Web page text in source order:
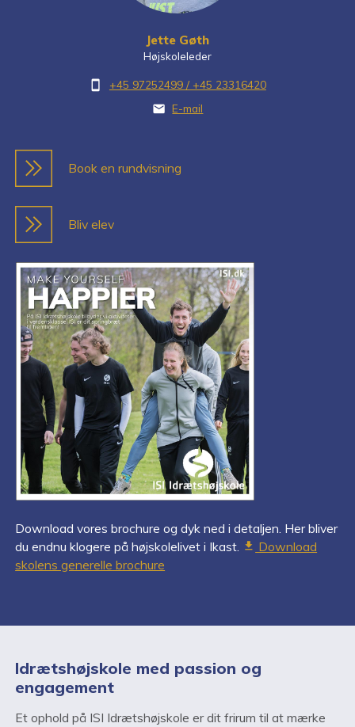
Jette Gøth
Højskoleleder
smartphone
+45 97252499 / +45 23316420
mail E-mail
Book en rundvisning
Bliv elev
Download vores brochure og dyk ned i detaljen. Her bliver
du endnu klogere på højskolelivet i Ikast.
file_download Download
skolens generelle brochure
Idrætshøjskole med passion og
engagement
Et ophold på ISI Idrætshøjskole er dit frirum til at mærke